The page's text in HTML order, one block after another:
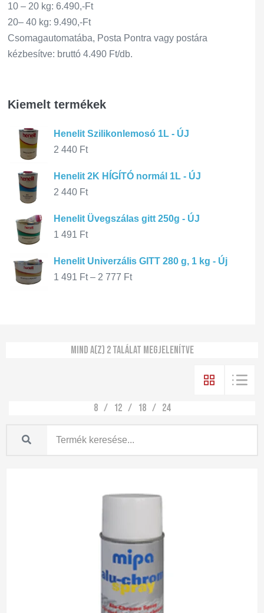
10 – 20 kg: 6.490,-Ft
20– 40 kg: 9.490,-Ft
Csomagautomatába, Posta Pontra vagy postára
kézbesítve: bruttó 4.490 Ft/db.
Kiemelt termékek
Henelit Szilikonlemosó 1L - ÚJ
2 440 Ft
Henelit 2K HÍGÍTÓ normál 1L - ÚJ
2 440 Ft
Henelit Üvegszálas gitt 250g - ÚJ
1 491 Ft
Henelit Univerzális GITT 280 g, 1 kg - Új
1 491 Ft – 2 777 Ft
Mind a(z) 2 találat megjelenítve
8 12 18 24